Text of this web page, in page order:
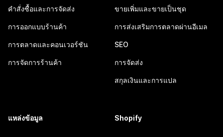
คำสั่งซื้อและการจัดส่ง
การออกแบบร้านค้า
การตลาดและคอนเวอร์ชัน
การจัดการร้านค้า
ขายเพิ่มและขายเป็นชุด
การส่งเสริมการตลาดผ่านอีเมล
SEO
การจัดส่ง
สกุลเงินและการแปล
แหล่งข้อมูล Shopify